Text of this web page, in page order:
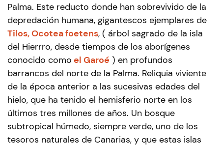
Palma. Este reducto donde han sobrevivido de la
depredación humana, gigantescos ejemplares de
Tilos, Ocotea foetens, ( árbol sagrado de la isla
del Hierrro, desde tiempos de los aborígenes
conocido como el Garoé ) en profundos
barrancos del norte de la Palma. Reliquia viviente
de la época anterior a las sucesivas edades del
hielo, que ha tenido el hemisferio norte en los
últimos tres millones de años. Un bosque
subtropical húmedo, siempre verde, uno de los
tesoros naturales de Canarias, y que estas islas